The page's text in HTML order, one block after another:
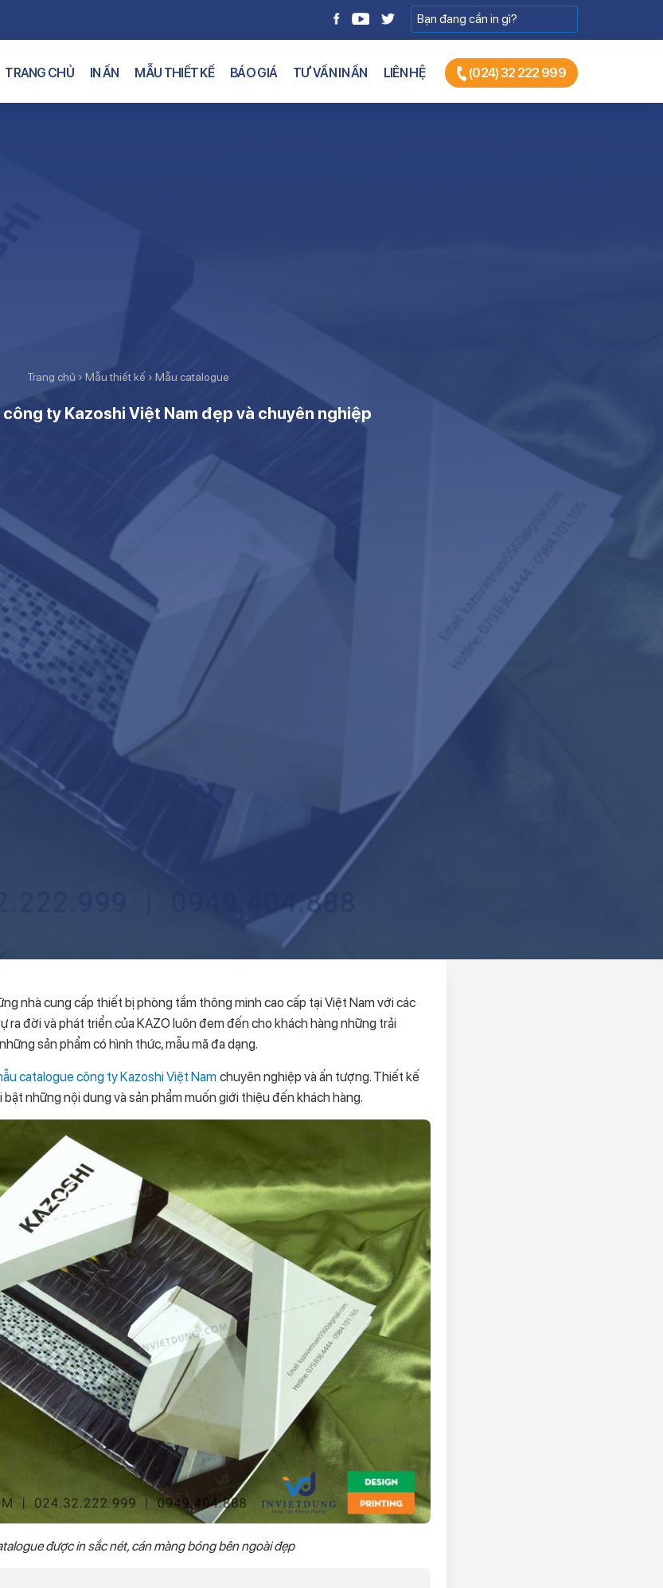
TRANG CHỦ IN ẤN MẪU THIẾT KẾ BÁO GIÁ TƯ VẤN IN ẤN LIÊN HỆ (024) 32 222 999
Trang chủ › Mẫu thiết kế › Mẫu catalogue
ty Kazoshi Việt Nam đẹp và chuyên nghiệp
nhà cung cấp thiết bị phòng tắm thông minh cao cấp tại Việt Nam với các
ra đời và phát triển của KAZO luôn đem đến cho khách hàng những trải
sản phẩm có hình thức, mẫu mã đa dạng.
catalogue công ty Kazoshi Việt Nam chuyên nghiệp và ấn tượng. Thiết kế
những nội dung và sản phẩm muốn giới thiệu đến khách hàng.
được in sắc nét, cán màng bóng bên ngoài đẹp